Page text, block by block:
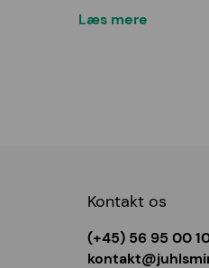
Læs mere
Kontakt os
(+45) 56 95 00